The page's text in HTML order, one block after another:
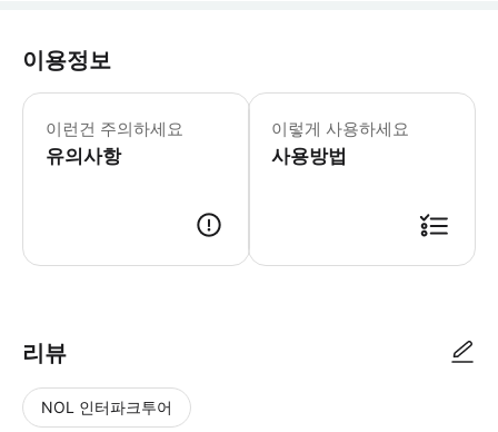
이용정보
이런건 주의하세요
유의사항
이렇게 사용하세요
사용방법
리뷰
NOL 인터파크투어